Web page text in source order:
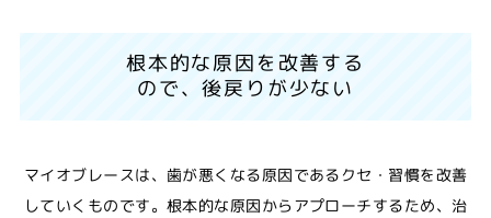
根本的な原因を改善する
ので、後戻りが少ない
マイオブレースは、歯が悪くなる原因であるクセ・習慣を改善
していくものです。根本的な原因からアプローチするため、治